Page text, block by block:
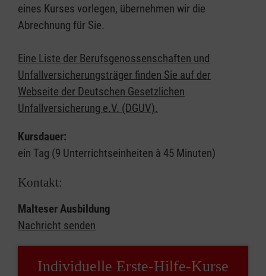
eines Kurses vorlegen, übernehmen wir die
Abrechnung für Sie.
Eine Liste der Berufsgenossenschaften und
Unfallversicherungsträger finden Sie auf der
Webseite der Deutschen Gesetzlichen
Unfallversicherung e.V. (DGUV).
Kursdauer:
ein Tag (9 Unterrichtseinheiten à 45 Minuten)
Kontakt:
Malteser Ausbildung
Nachricht senden
Individuelle Erste-Hilfe-Kurse